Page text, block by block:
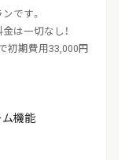
です。
は一切なし！
初期費用33,000円
機能